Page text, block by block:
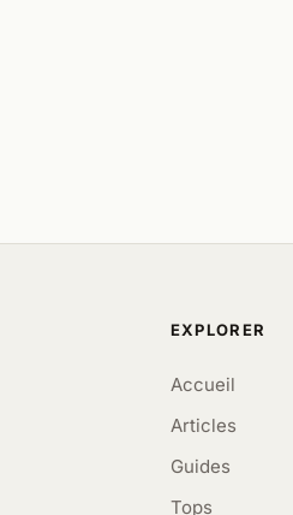
EXPLORER
Accueil
Articles
Guides
Tops